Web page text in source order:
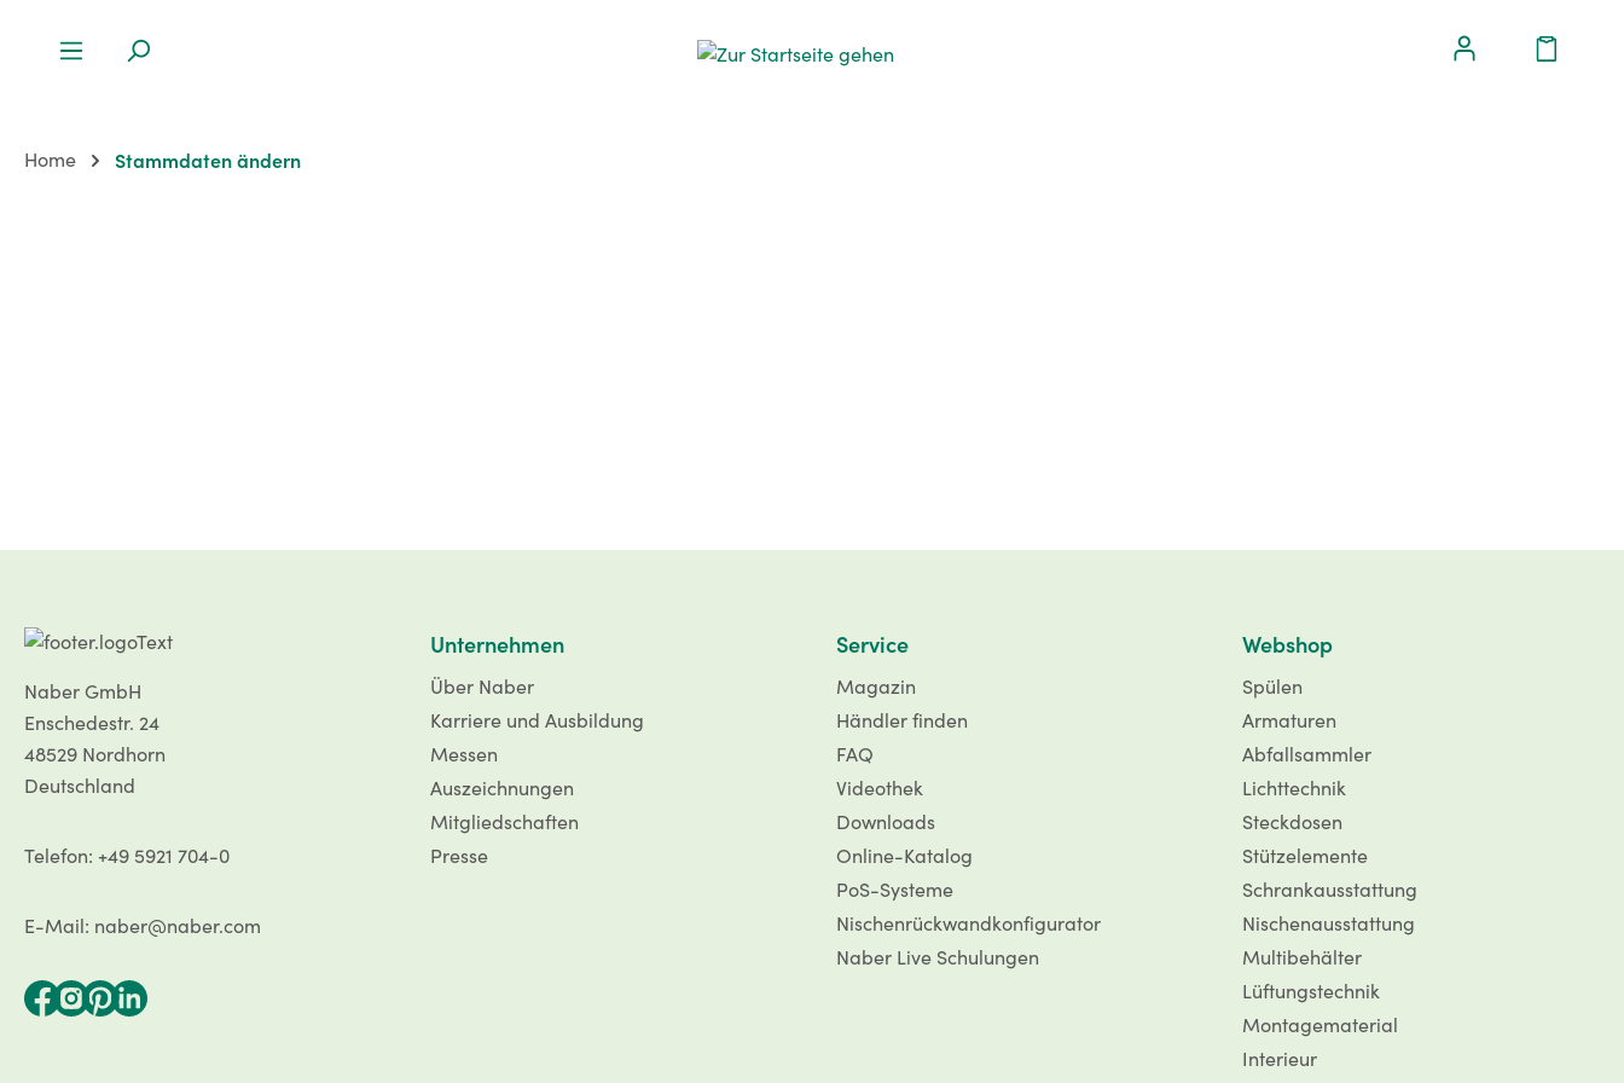
Home Stammdaten ändern
Naber GmbH
Enschedestr. 24
48529 Nordhorn
Deutschland
Telefon: +49 5921 704-0
E-Mail: naber@naber.com
Unternehmen
Über Naber
Karriere und Ausbildung
Messen
Auszeichnungen
Mitgliedschaften
Presse
Service
Magazin
Händler finden
FAQ
Videothek
Downloads
Online-Katalog
PoS-Systeme
Nischenrückwandkonfigurator
Naber Live Schulungen
Webshop
Spülen
Armaturen
Abfallsammler
Lichttechnik
Steckdosen
Stützelemente
Schrankausstattung
Nischenausstattung
Multibehälter
Lüftungstechnik
Montagematerial
Interieur